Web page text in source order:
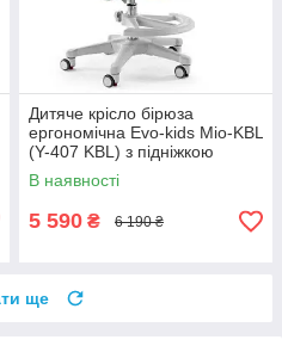
Дитяче крісло бірюза
ергономічна Evo-kids Mio-KBL
(Y-407 KBL) з підніжкою
В наявності
5 590 ₴ 6 190 ₴
ще